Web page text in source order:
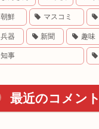
朝鮮 マスコミ
兵器 新聞 趣味
知事
最近のコメント